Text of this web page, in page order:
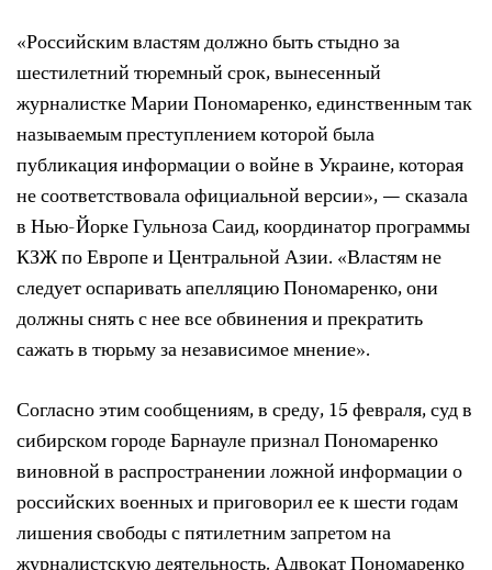
«Российским властям должно быть стыдно за
шестилетний тюремный срок, вынесенный
журналистке Марии Пономаренко, единственным так
называемым преступлением которой была
публикация информации о войне в Украине, которая
не соответствовала официальной версии», — сказала
в Нью-Йорке Гульноза Саид, координатор программы
КЗЖ по Европе и Центральной Азии. «Властям не
следует оспаривать апелляцию Пономаренко, они
должны снять с нее все обвинения и прекратить
сажать в тюрьму за независимое мнение».
Согласно этим сообщениям, в среду, 15 февраля, суд в
сибирском городе Барнауле признал Пономаренко
виновной в распространении ложной информации о
российских военных и приговорил ее к шести годам
лишения свободы с пятилетним запретом на